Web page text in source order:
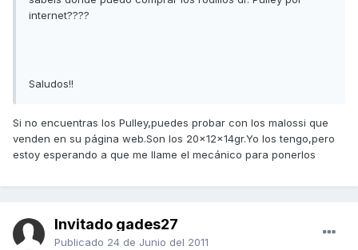
internet????
Saludos!!
Si no encuentras los Pulley,puedes probar con los malossi que
venden en su página web.Son los 20x12x14gr.Yo los tengo,pero
estoy esperando a que me llame el mecánico para ponerlos
Invitado gades27
Publicado 24 de Junio del 2011